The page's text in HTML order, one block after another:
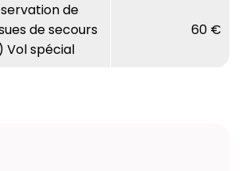
de
de secours
Vol spécial
60 €